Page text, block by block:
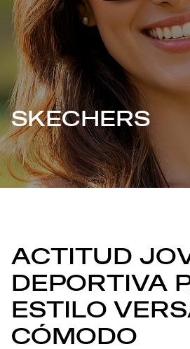
SKECHERS
ACTITUD
DEPORTIVA
ESTILO
CÓMODO